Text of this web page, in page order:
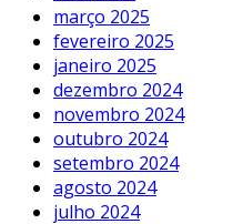
março 2025
fevereiro 2025
janeiro 2025
dezembro 2024
novembro 2024
outubro 2024
setembro 2024
agosto 2024
julho 2024